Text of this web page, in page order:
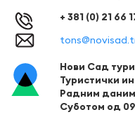
+ 381 (0) 21 66
Нови Сад
Туристички
Радним
Суботом од